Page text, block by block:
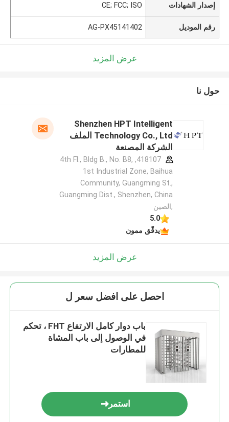
إصدار الشهادات CE; FCC; ISO
رقم الموديل AG-PX45141402
عرض المزيد
حول نا
Shenzhen HPT Intelligent
Technology Co., Ltd الملف
الشركة المصنعة
418107, 4th Fl., Bldg B., No. B8,
1st Industrial Zone, Baihua
Community, Guangming St.,
Guangming Dist., Shenzhen, China
,الصين
5.0
يدقّق ممون
عرض المزيد
احصل على افضل سعر ل
باب دوار كامل الارتفاع FHT ، تحكم
في الوصول إلى باب المشاة
للمطارات
استمر